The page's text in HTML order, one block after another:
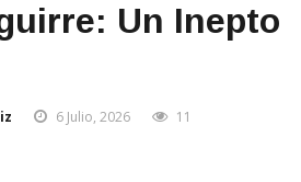
Un Inepto
6 Julio, 2026 11